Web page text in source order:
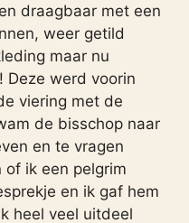
draagbaar met een
weer getild
maar nu
Deze werd voorin
viering met de
de bisschop naar
en te vragen
ik een pelgrim
en ik gaf hem
heel veel uitdeel